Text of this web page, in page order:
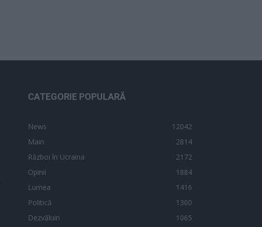
CATEGORIE POPULARĂ
News
12042
Main
2814
Război în Ucraina
2172
Opinii
1884
Lumea
1416
Politică
1300
Dezvăluiri
1065